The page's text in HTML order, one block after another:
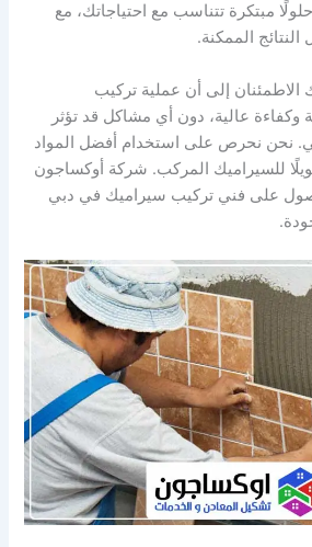
مبتكرة تتناسب مع احتياجاتك، مع
الممكنة.
الاطمئنان إلى أن عملية تركيب
عالية، دون أي مشاكل قد تؤثر
نحن نحرص على استخدام أفضل المواد
للسيراميك المركب. شركة أوكساجون
على فني تركيب سيراميك في دبي